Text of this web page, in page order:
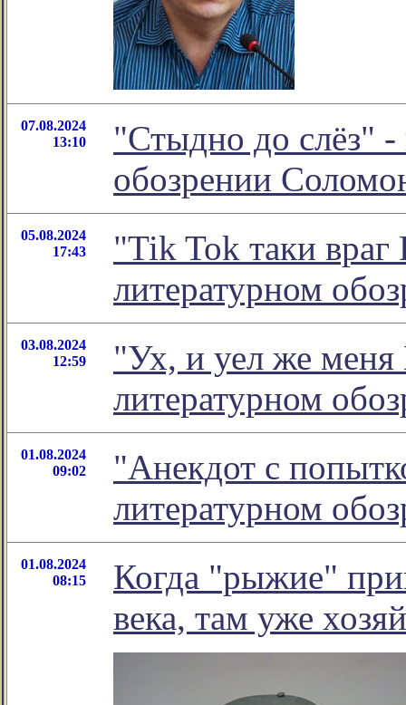
07.08.2024
13:10
"Стыдно до слёз" -
обозрении
05.08.2024
17:43
"Tik Tok таки враг
литературном
03.08.2024
12:59
"Ух, и уел же
литературном
01.08.2024
09:02
"Анекдот с
литературном
01.08.2024
08:15
Когда "рыжие"
века, там уже